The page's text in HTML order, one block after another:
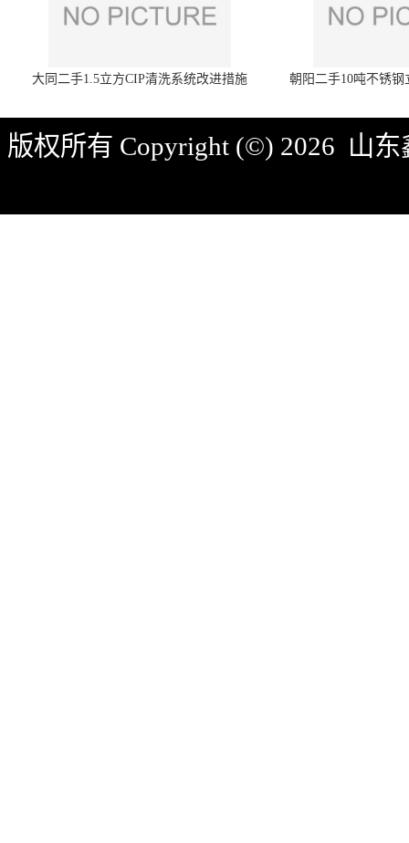
大同二手1.5立方CIP清洗系统改进措施 朝阳二手10吨不锈
版权所有 Copyright (©) 2026 山